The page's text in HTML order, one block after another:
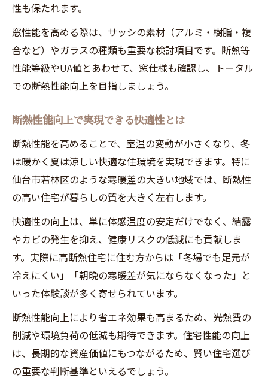
性も保たれます。
窓性能を高める際は、サッシの素材（アルミ・樹脂・複
合など）やガラスの種類も重要な検討項目です。断熱等
性能等級やUA値とあわせて、窓仕様も確認し、トータル
での断熱性能向上を目指しましょう。
断熱性能向上で実現できる快適性とは
断熱性能を高めることで、室温の変動が小さくなり、冬
は暖かく夏は涼しい快適な住環境を実現できます。特に
仙台市若林区のような寒暖差の大きい地域では、断熱性
の高い住宅が暮らしの質を大きく左右します。
快適性の向上は、単に体感温度の安定だけでなく、結露
やカビの発生を抑え、健康リスクの低減にも貢献しま
す。実際に高断熱住宅に住む方からは「冬場でも足元が
冷えにくい」「朝晩の寒暖差が気にならなくなった」と
いった体験談が多く寄せられています。
断熱性能向上により省エネ効果も高まるため、光熱費の
削減や環境負荷の低減も期待できます。住宅性能の向上
は、長期的な資産価値にもつながるため、賢い住宅選び
の重要な判断基準といえるでしょう。